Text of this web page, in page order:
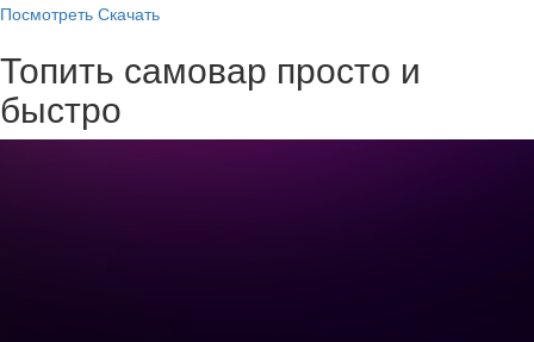
Посмотреть Скачать
Топить самовар просто и
быстро